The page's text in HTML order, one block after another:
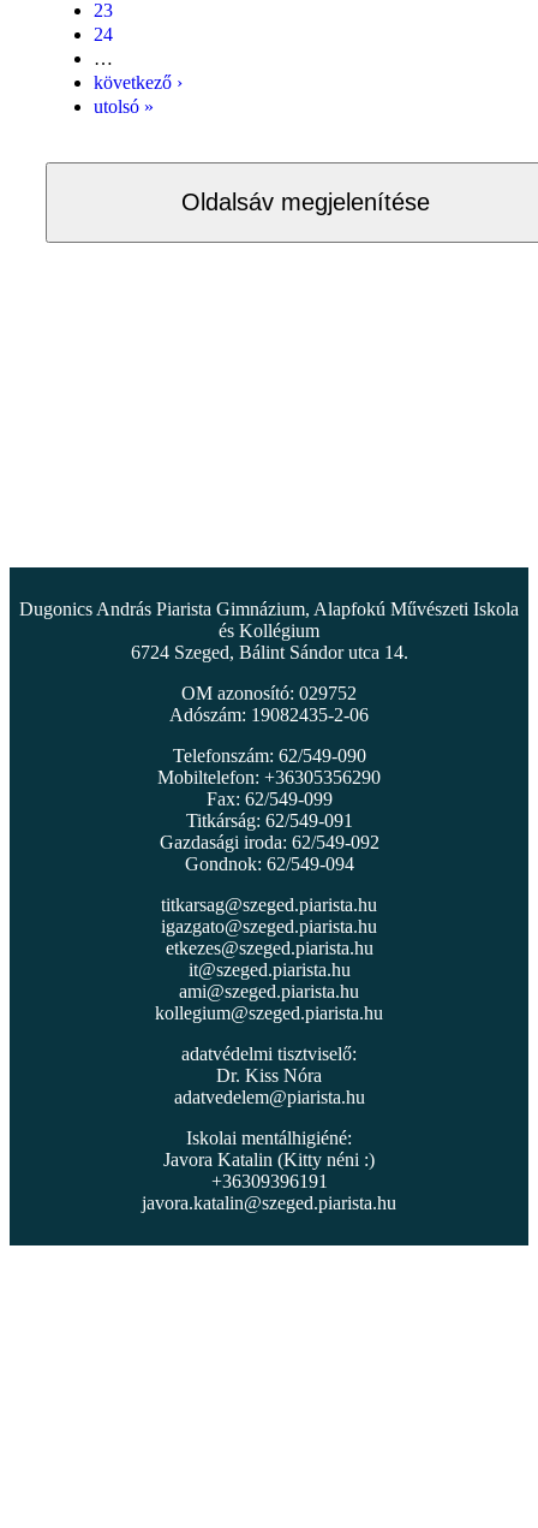
23
24
…
következő ›
utolsó »
Oldalsáv megjelenítése
Dugonics András Piarista Gimnázium, Alapfokú Művészeti Iskola
és Kollégium
6724 Szeged, Bálint Sándor utca 14.
OM azonosító: 029752
Adószám: 19082435-2-06
Telefonszám: 62/549-090
Mobiltelefon: +36305356290
Fax: 62/549-099
Titkárság: 62/549-091
Gazdasági iroda: 62/549-092
Gondnok: 62/549-094
titkarsag@szeged.piarista.hu
igazgato@szeged.piarista.hu
etkezes@szeged.piarista.hu
it@szeged.piarista.hu
ami@szeged.piarista.hu
kollegium@szeged.piarista.hu
adatvédelmi tisztviselő:
Dr. Kiss Nóra
adatvedelem@piarista.hu
Iskolai mentálhigiéné:
Javora Katalin (Kitty néni :)
+36309396191
javora.katalin@szeged.piarista.hu